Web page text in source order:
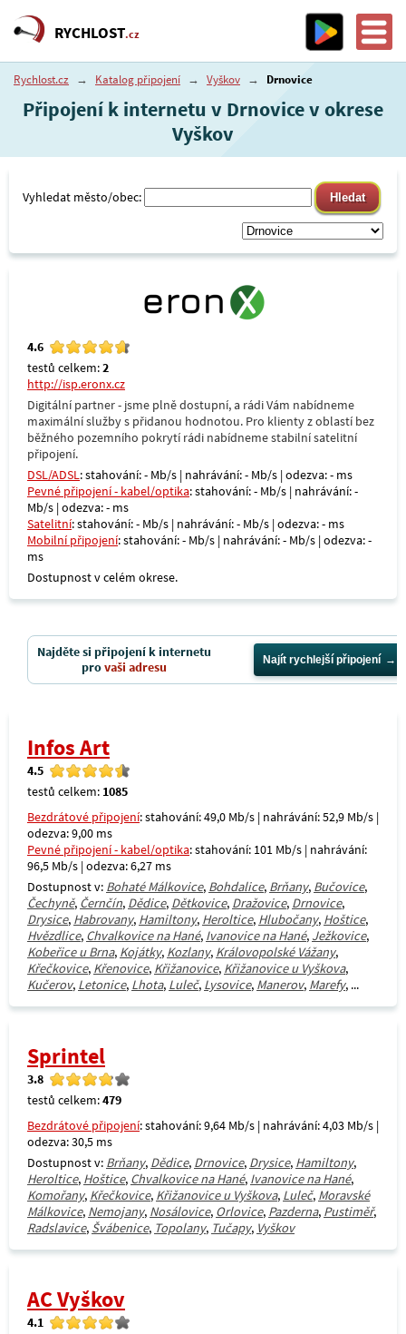
RYCHLOST.cz
Rychlost.cz → Katalog připojení → Vyškov → Drnovice
Připojení k internetu v Drnovice v okrese
Vyškov
Vyhledat město/obec:
4.6
testů celkem:2
http://isp.eronx.cz
Digitální partner - jsme plně dostupní, a rádi Vám nabídneme
maximální služby s přidanou hodnotou. Pro klienty z oblastí bez
běžného pozemního pokrytí rádi nabídneme stabilní satelitní
připojení.
DSL/ADSL: stahování: - Mb/s | nahrávání: - Mb/s | odezva: - ms
Pevné připojení - kabel/optika: stahování: - Mb/s | nahrávání: -
Mb/s | odezva: - ms
Satelitní: stahování: - Mb/s | nahrávání: - Mb/s | odezva: - ms
Mobilní připojení: stahování: - Mb/s | nahrávání: - Mb/s | odezva: -
ms
Dostupnost v celém okrese.
Najděte si připojení k internetu
provaši adresu Najít rychlejší připojení
Infos Art
4.5
testů celkem: 1085
Bezdrátové připojení: stahování: 49,0 Mb/s | nahrávání: 52,9 Mb/s |
odezva: 9,00 ms
Pevné připojení - kabel/optika: stahování: 101 Mb/s | nahrávání:
96,5 Mb/s | odezva: 6,27 ms
Dostupnost v: Bohaté Málkovice, Bohdalice, Brňany, Bučovice,
Čechyně, Černčín, Dědice, Dětkovice, Dražovice, Drnovice,
Drysice, Habrovany, Hamiltony, Heroltice, Hlubočany, Hoštice,
Hvězdlice, Chvalkovice na Hané, Ivanovice na Hané, Ježkovice,
Kobeřice u Brna, Kojátky, Kozlany, Královopolské Vážany,
Křečkovice, Křenovice, Křižanovice, Křižanovice u Vyškova,
Kučerov, Letonice, Lhota, Luleč, Lysovice, Manerov, Marefy, ...
Sprintel
3.8
testů celkem:479
Bezdrátové připojení: stahování: 9,64 Mb/s | nahrávání: 4,03 Mb/s |
odezva: 30,5 ms
Dostupnost v: Brňany, Dědice, Drnovice, Drysice, Hamiltony,
Heroltice, Hoštice, Chvalkovice na Hané, Ivanovice na Hané,
Komořany, Křečkovice, Křižanovice u Vyškova, Luleč, Moravské
Málkovice, Nemojany, Nosálovice, Orlovice, Pazderna, Pustiměř,
Radslavice, Švábenice, Topolany, Tučapy, Vyškov
AC Vyškov
4.1